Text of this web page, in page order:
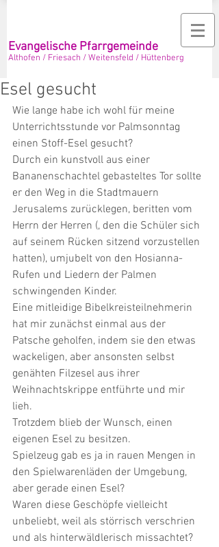
Evangelische Pfarrgemeinde
Althofen / Friesach / Weitensfeld / Hüttenberg
Esel gesucht
Wie lange habe ich wohl für meine
Unterrichtsstunde vor Palmsonntag
einen Stoff-Esel gesucht?
Durch ein kunstvoll aus einer
Bananenschachtel gebasteltes Tor sollte
er den Weg in die Stadtmauern
Jerusalems zurücklegen, beritten vom
Herrn der Herren (, den die Schüler sich
auf seinem Rücken sitzend vorzustellen
hatten), umjubelt von den Hosianna-
Rufen und Liedern der Palmen
schwingenden Kinder.
Eine mitleidige Bibelkreisteilnehmerin
hat mir zunächst einmal aus der
Patsche geholfen, indem sie den etwas
wackeligen, aber ansonsten selbst
genähten Filzesel aus ihrer
Weihnachtskrippe entführte und mir
lieh.
Trotzdem blieb der Wunsch, einen
eigenen Esel zu besitzen.
Spielzeug gab es ja in rauen Mengen in
den Spielwarenläden der Umgebung,
aber gerade einen Esel?
Waren diese Geschöpfe vielleicht
unbeliebt, weil als störrisch verschrien
und als hinterwäldlerisch missachtet?